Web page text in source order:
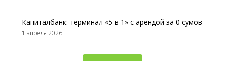
Капиталбанк: терминал «5 в 1» с арендой за 0 сумов
1 апреля 2026